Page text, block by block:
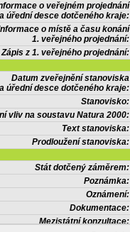
o veřejném projednání
úřední desce dotčeného kraje:
o místě a času konání
1. veřejného projednání:
Zápis z 1. veřejného projednání:
Datum zveřejnění stanoviska
úřední desce dotčeného kraje:
Stanovisko:
vliv na soustavu Natura 2000:
Text stanoviska:
Prodloužení stanoviska:
Stát dotčený záměrem:
Poznámka:
Oznámení:
Dokumentace:
Mezistátní konzultace: